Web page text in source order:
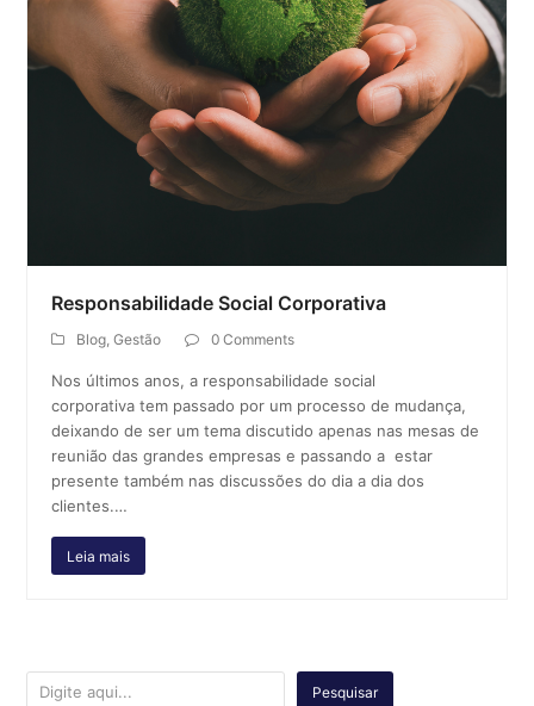
Responsabilidade Social Corporativa
Blog,Gestão 0 Comments
Nos últimos anos, a responsabilidade social
corporativa tem passado por um processo de mudança,
deixando de ser um tema discutido apenas nas mesas de
reunião das grandes empresas e passando a estar
presente também nas discussões do dia a dia dos
clientes.…
Leia mais
Pesquisar